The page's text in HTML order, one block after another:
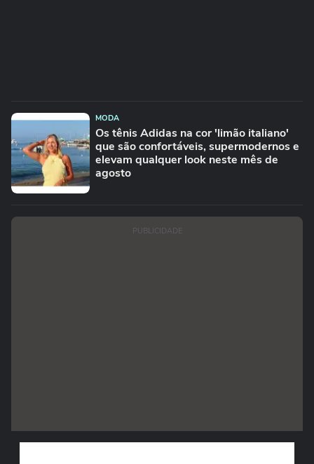
MODA
Os tênis Adidas na cor 'limão italiano'
que são confortáveis, supermodernos e
elevam qualquer look neste mês de
agosto
PUBLICIDADE